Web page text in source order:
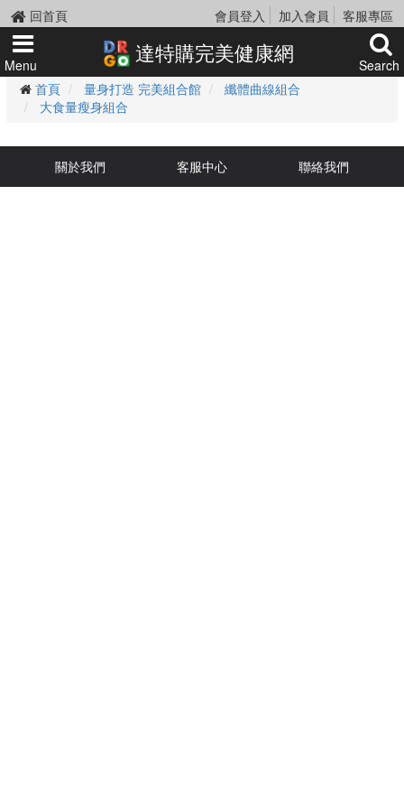
回首頁 會員登入 加入會員 客服專區
Menu 達特購完美健康網
Search
首頁
量身打造 完美組合館
纖體曲線組合
大食量瘦身組合
關於我們 客服中心 聯絡我們